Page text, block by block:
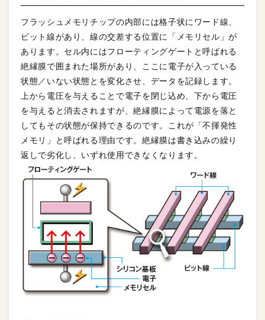
フラッシュメモリチップの内部には格子状にワード線、
ビット線があり、線の交差する位置に「メモリセル」が
あります。セル内にはフローティングゲートと呼ばれる
絶縁膜で囲まれた場所があり、ここに電子が入っている
状態／いない状態とを変化させ、データを記録します。
上から電圧を与えることで電子を閉じ込め、下から電圧
を与えると消去されますが、絶縁膜によって電源を落と
してもその状態が保持できるのです。これが「不揮発性
メモリ」と呼ばれる理由です。絶縁膜は書き込みの繰り
返しで劣化し、いずれ使用できなくなります。